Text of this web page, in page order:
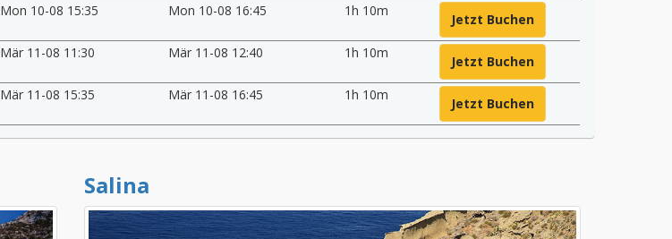
Mon 10-08 15:35 Mon 10-08 16:45 1h 10m
Jetzt Buchen
Mär 11-08 11:30 Mär 11-08 12:40 1h 10m
Jetzt Buchen
Mär 11-08 15:35 Mär 11-08 16:45 1h 10m
Jetzt Buchen
Salina